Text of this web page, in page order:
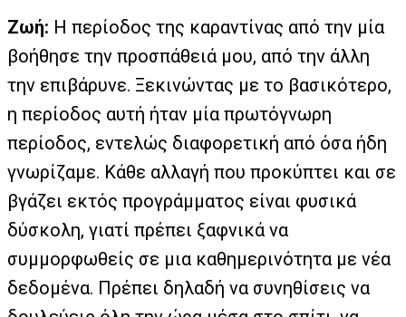
Ζωή: Η περίοδος της καραντίνας από την μία
βοήθησε την προσπάθειά μου, από την άλλη
την επιβάρυνε. Ξεκινώντας με το βασικότερο,
η περίοδος αυτή ήταν μία πρωτόγνωρη
περίοδος, εντελώς διαφορετική από όσα ήδη
γνωρίζαμε. Κάθε αλλαγή που προκύπτει και σε
βγάζει εκτός προγράμματος είναι φυσικά
δύσκολη, γιατί πρέπει ξαφνικά να
συμμορφωθείς σε μια καθημερινότητα με νέα
δεδομένα. Πρέπει δηλαδή να συνηθίσεις να